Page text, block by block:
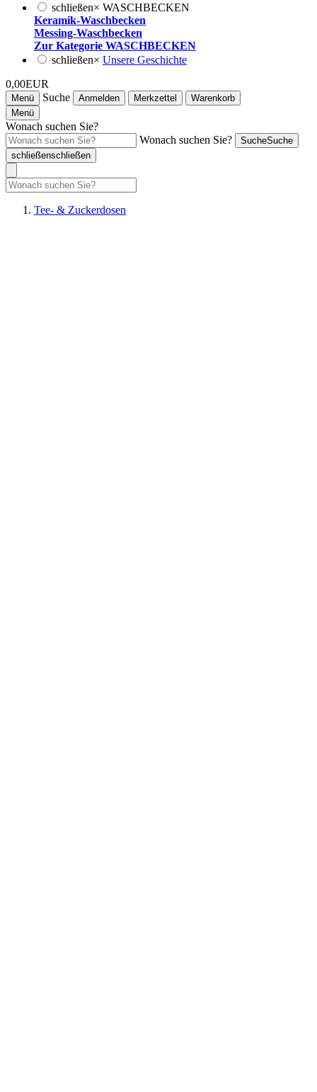
schließen× WASCHBECKEN
Keramik-Waschbecken
Messing-Waschbecken
Zur Kategorie WASCHBECKEN
schließen× Unsere Geschichte
0,00EUR
Menü Suche Anmelden Merkzettel
Warenkorb
Menü
Wonach suchen Sie?
Wonach suchen Sie?
SucheSuche
schließenschließen
Tee- & Zuckerdosen